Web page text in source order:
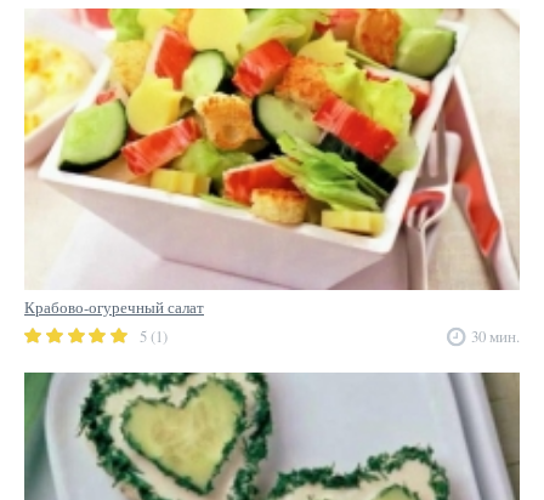
Крабово-огуречный салат
5 (1)
30 мин.